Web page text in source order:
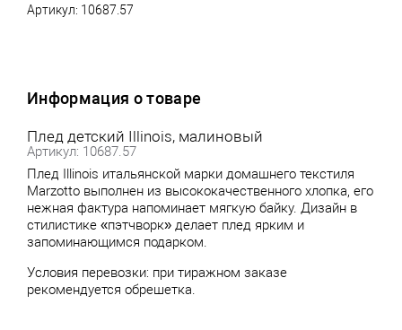
Артикул: 10687.57
Информация о товаре
Плед детский Illinois, малиновый
Артикул: 10687.57
Плед Illinois итальянской марки домашнего текстиля
Marzotto выполнен из высококачественного хлопка, его
нежная фактура напоминает мягкую байку. Дизайн в
стилистике «пэтчворк» делает плед ярким и
запоминающимся подарком.
Условия перевозки: при тиражном заказе
рекомендуется обрешетка.